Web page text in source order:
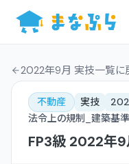
2022年9月 実技一覧に
不動産 実技
法令上の規制_建築基
FP3級 2022年9